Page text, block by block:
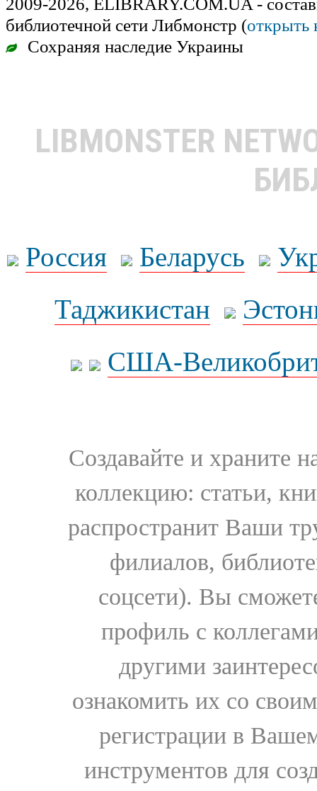
2009-2026, ELIBRARY.COM.UA -
библиотечной сети Либмонстр (открыть
Сохраняя наследие Украины
LIBMONSTER
Россия Беларусь
Таджикистан
США-
Создавайте и храните
коллекцию: статьи,
распространит Ваши
филиалов,
соцсети). Вы
профиль с
другими
ознакомить их со
регистрации в
инструментов для